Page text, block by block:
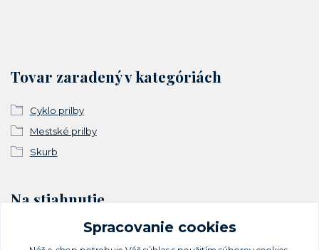
Tovar zaradený v kategóriách
Cyklo prilby
Mestské prilby
Skurb
Na stiahnutie
Vyhlásenie o zhodeSpracovanie cookies